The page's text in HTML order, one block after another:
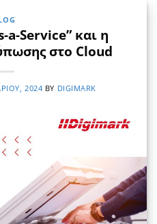
a-Service” και η
στο Cloud
2024 BY DIGIMARK